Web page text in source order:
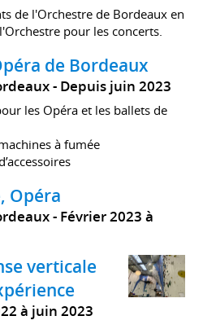
de l'Orchestre de Bordeaux en
pour les concerts.
de Bordeaux
Depuis juin 2023
les Opéra et les ballets de
à fumée
Opéra
Février 2023 à
verticale
à juin 2023